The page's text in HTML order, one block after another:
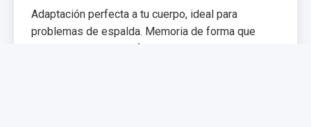
Adaptación perfecta a tu cuerpo, ideal para
problemas de espalda. Memoria de forma que
distribuye el peso uniformemente.